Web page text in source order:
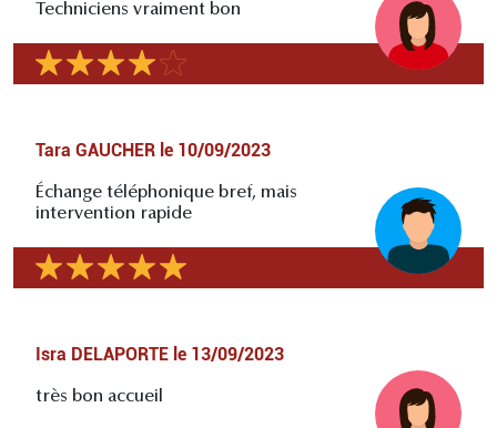
Techniciens vraiment bon
Tara GAUCHER le 10/09/2023
Échange téléphonique bref, mais
intervention rapide
Isra DELAPORTE le 13/09/2023
très bon accueil